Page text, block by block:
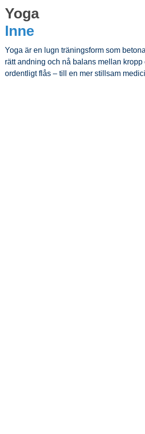
Yoga
Inne
Yoga är en lugn träningsform som
rätt andning och nå balans mellan
ordentligt flås – till en mer stillsam